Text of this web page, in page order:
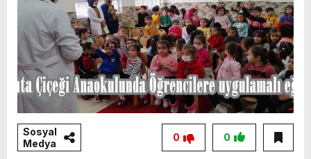
Sosyal
Medya
0
0